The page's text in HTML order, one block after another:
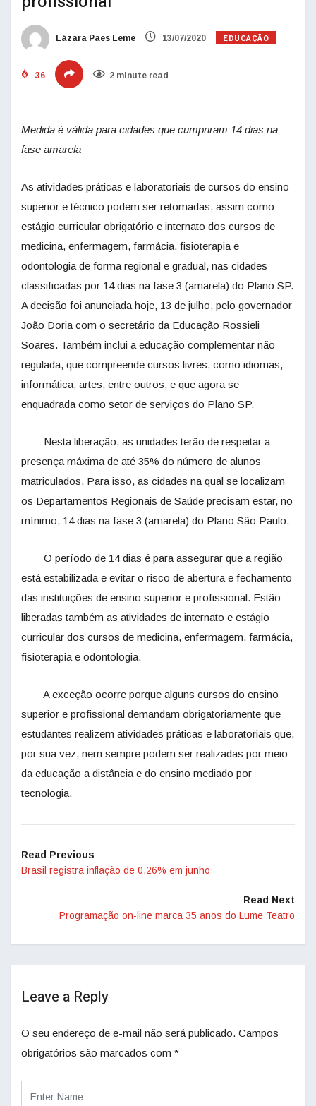
Lázara Paes Leme 13/07/2020 EDUCAÇÃO
36 2 minute read
Medida é válida para cidades que cumpriram 14 dias na
fase amarela
As atividades práticas e laboratoriais de cursos do ensino
superior e técnico podem ser retomadas, assim como
estágio curricular obrigatório e internato dos cursos de
medicina, enfermagem, farmácia, fisioterapia e
odontologia de forma regional e gradual, nas cidades
classificadas por 14 dias na fase 3 (amarela) do Plano SP.
A decisão foi anunciada hoje, 13 de julho, pelo governador
João Doria com o secretário da Educação Rossieli
Soares. Também inclui a educação complementar não
regulada, que compreende cursos livres, como idiomas,
informática, artes, entre outros, e que agora se
enquadrada como setor de serviços do Plano SP.
Nesta liberação, as unidades terão de respeitar a
presença máxima de até 35% do número de alunos
matriculados. Para isso, as cidades na qual se localizam
os Departamentos Regionais de Saúde precisam estar, no
mínimo, 14 dias na fase 3 (amarela) do Plano São Paulo.
O período de 14 dias é para assegurar que a região
está estabilizada e evitar o risco de abertura e fechamento
das instituições de ensino superior e profissional. Estão
liberadas também as atividades de internato e estágio
curricular dos cursos de medicina, enfermagem, farmácia,
fisioterapia e odontologia.
A exceção ocorre porque alguns cursos do ensino
superior e profissional demandam obrigatoriamente que
estudantes realizem atividades práticas e laboratoriais que,
por sua vez, nem sempre podem ser realizadas por meio
da educação a distância e do ensino mediado por
tecnologia.
Read Previous
Brasil registra inflação de 0,26% em junho
Read Next
Programação on-line marca 35 anos do Lume Teatro
Leave a Reply
O seu endereço de e-mail não será publicado. Campos
obrigatórios são marcados com *